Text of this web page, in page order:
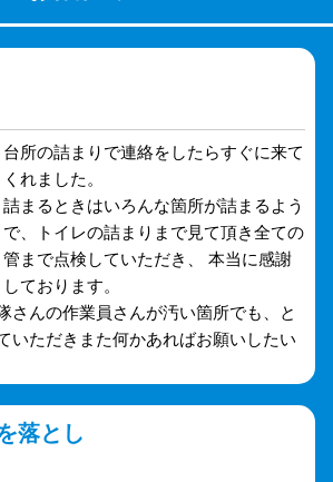
台所の詰まりで連絡をしたらすぐに来て
くれました。
詰まるときはいろんな箇所が詰まるよう
で、トイレの詰まりまで見て頂き全ての
管まで点検していただき、 本当に感謝
しております。
さんの作業員さんが汚い箇所でも、と
いただきまた何かあればお願いしたい
落とし